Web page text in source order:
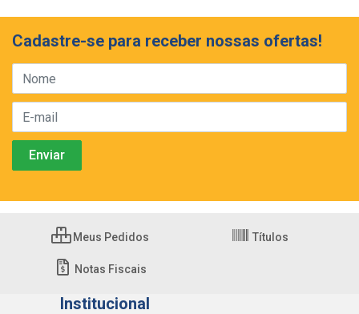
Cadastre-se para receber nossas ofertas!
Meus Pedidos Títulos
Notas Fiscais
Institucional